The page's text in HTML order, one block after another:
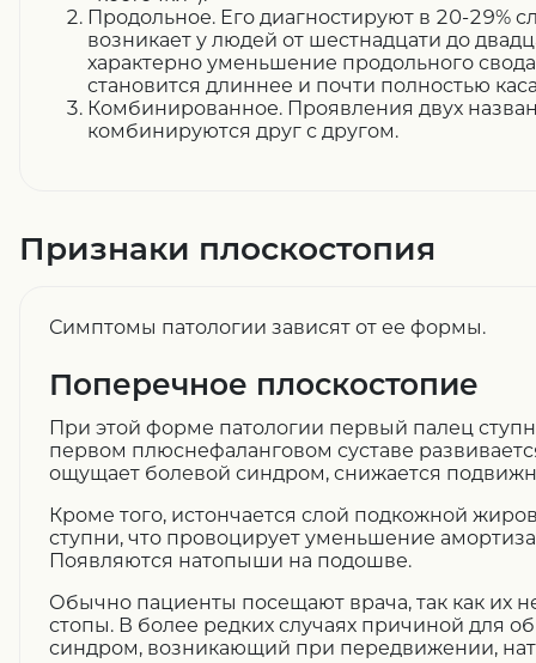
Продольное. Его диагностируют в 20-29%
возникает у людей от шестнадцати до
характерно уменьшение продольного
становится длиннее и почти полностью
Комбинированное. Проявления двух
комбинируются друг с другом.
Признаки плоскостопия
Симптомы патологии зависят от ее формы.
Поперечное плоскостопие
При этой форме патологии первый палец
первом плюснефаланговом суставе
ощущает болевой синдром, снижается
Кроме того, истончается слой подкожной
ступни, что провоцирует уменьшение
Появляются натопыши на подошве.
Обычно пациенты посещают врача, так как их
стопы. В более редких случаях причиной для
синдром, возникающий при передвижении,